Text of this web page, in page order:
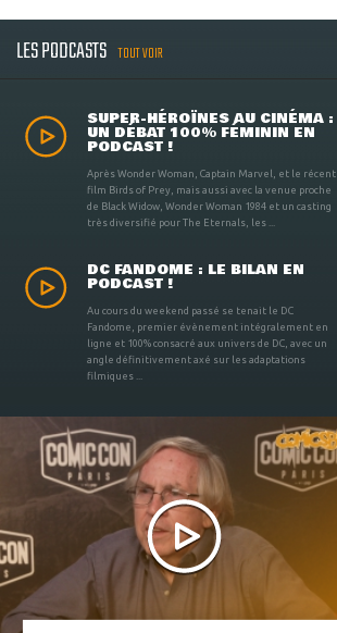
LES PODCASTS TOUT VOIR
SUPER-HÉROÏNES AU CINÉMA :
UN DÉBAT 100% FÉMININ EN
PODCAST !
Après Wonder Woman, Captain Marvel, et le récent
film Birds of Prey, mais aussi avec la venue proche
de Black Widow, Wonder Woman 1984 et un casting
très diversifié pour The Eternals, les ...
DC FANDOME : LE BILAN EN
PODCAST !
Au cours du weekend passé se tenait le DC
Fandome, premier évènement intégralement en
ligne et 100% consacré aux univers de DC, avec un
angle définitivement axé sur les adaptations
filmiques ...